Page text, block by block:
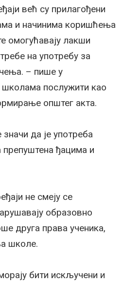
већ су прилагођени
и начинима коришћења
омогућавају лакши
на употребу за
– пише у
послужити као
општег акта.
да је употреба
препуштена ђацима и
не смеју се
образовно
друга права ученика,
школе.
бити искључени и